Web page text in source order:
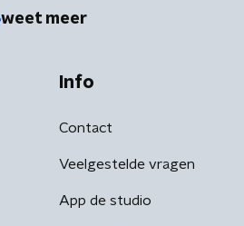
weet meer
Info
Contact
Veelgestelde vragen
App de studio